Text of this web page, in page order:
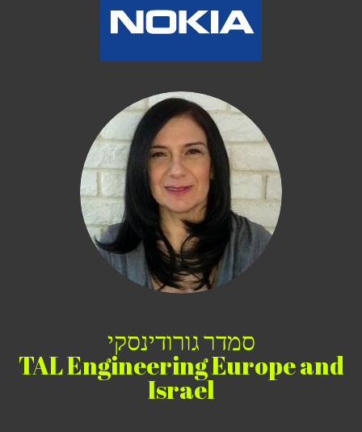
סמדר גורודינסקי
TAL Engineering Europe and
Israel